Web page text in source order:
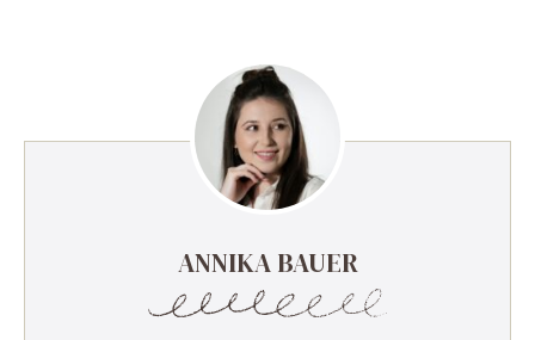
ANNIKA BAUER